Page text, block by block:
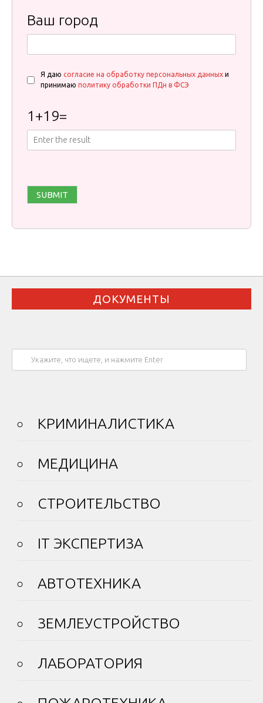
Ваш город
Я даю согласие на обработку персональных данных и
принимаю политику обработки ПДн в ФСЭ
1 +19=
ДОКУМЕНТЫ
КРИМИНАЛИСТИКА
МЕДИЦИНА
СТРОИТЕЛЬСТВО
IT ЭКСПЕРТИЗА
АВТОТЕХНИКА
ЗЕМЛЕУСТРОЙСТВО
ЛАБОРАТОРИЯ